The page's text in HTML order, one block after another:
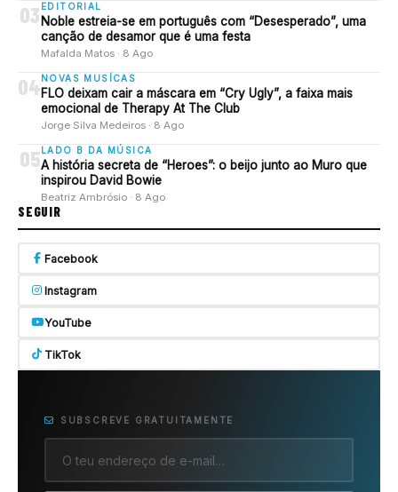
03 EDITORIAL
Noble estreia-se em português com “Desesperado”, uma
canção de desamor que é uma festa
Mafalda Matos · 8 Ago
04 NOVAS MUSÍCAS
FLO deixam cair a máscara em “Cry Ugly”, a faixa mais
emocional de Therapy At The Club
Jorge Silva Medeiros · 8 Ago
05 LADO B DA MÚSICA
A história secreta de “Heroes”: o beijo junto ao Muro que
inspirou David Bowie
Beatriz Ambrósio · 8 Ago
SEGUIR
Facebook
Instagram
YouTube
TikTok
SUBSCREVE GRATUITAMENTE